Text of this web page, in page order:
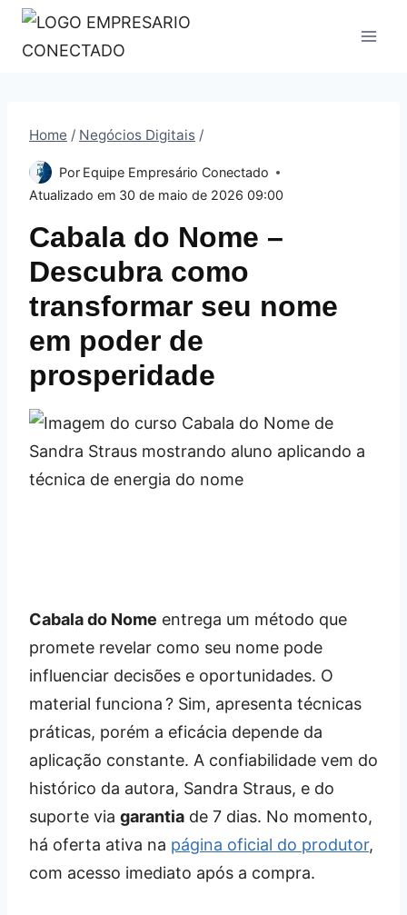
Pular
para
Home / Negócios Digitais /
Por Equipe Empresário Conectado
Atualizado em 30 de maio de 2026 09:00
Cabala do Nome –
Descubra como
transformar seu nome
em poder de
prosperidade
Cabala do Nome entrega um método que
promete revelar como seu nome pode
influenciar decisões e oportunidades. O
material funciona ? Sim, apresenta técnicas
práticas, porém a eficácia depende da
aplicação constante. A confiabilidade vem do
histórico da autora, Sandra Straus, e do
suporte via garantia de 7 dias. No momento,
há oferta ativa na página oficial do produtor,
com acesso imediato após a compra.